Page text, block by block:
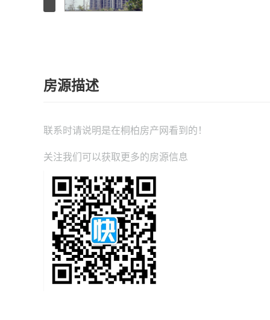
房源描述
联系时请说明是在桐柏房产网 看到的！
关注我们可以获取更多的房源信息